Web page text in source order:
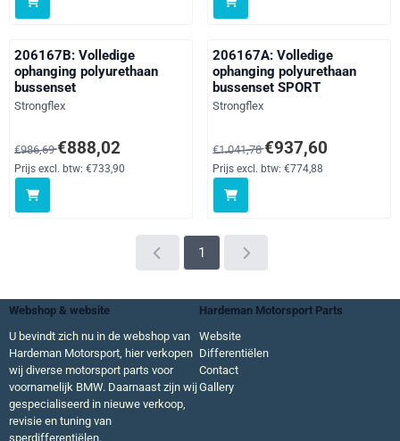
206167B: Volledige
ophanging polyurethaan
bussenset
Merk:
Strongflex
Van 986,69 voor 888,02, exclusief btw: 733,90
€986,69€888,02
Prijs excl. btw: €733,90
206167A: Volledige
ophanging polyurethaan
bussenset SPORT
Merk:
Strongflex
Van 1 041,78 voor 937,60,
€1.041,78€937,60
Prijs excl. btw: €774,88
1
Webshop & website
Hardeman Motorsport Parts
U bevindt zich nu in de webshop van
Hardeman Motorsport, hier verkopen
wij diverse motorsport parts voor
voornamelijk BMW. Daarnaast zijn wij
gespecialiseerd in nieuwe verkoop,
revisie en tuning van
sperdifferentiëlen.
Website
Differentiëlen
Contact
Gallery